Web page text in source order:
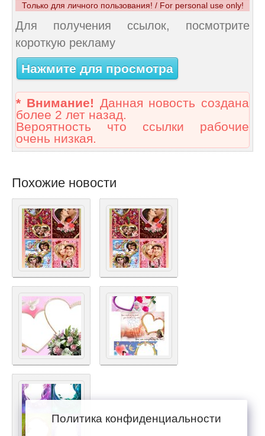
Только для личного пользования! / For personal use only!
Для получения ссылок, посмотрите
короткую рекламу
Нажмите для просмотра
* Внимание! Данная новость создана
более 2 лет назад.
Вероятность что ссылки рабочие
очень низкая.
Похожие новости
Политика конфиденциальности